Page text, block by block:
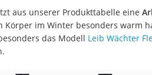
aus unserer Produkttabelle eine
Körper im Winter besonders warm
das Modell Leib Wächter